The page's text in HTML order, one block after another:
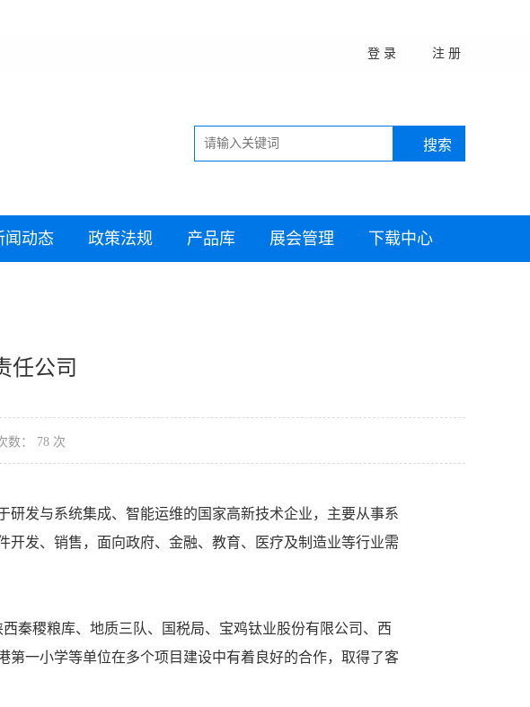
登 录 注 册
闻动态 政策法规 产品库 展会管理 下载中心
任公司
数： 78 次
研发与系统集成、智能运维的国家高新技术企业，主要从事系
发、销售，面向政府、金融、教育、医疗及制造业等行业需
秦稷粮库、地质三队、国税局、宝鸡钛业股份有限公司、西
一小学等单位在多个项目建设中有着良好的合作，取得了客